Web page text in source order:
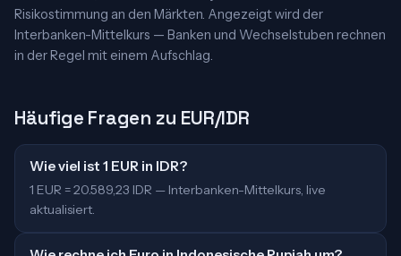
Risikostimmung an den Märkten. Angezeigt wird der
Interbanken-Mittelkurs — Banken und Wechselstuben rechnen
in der Regel mit einem Aufschlag.
Häufige Fragen zu EUR/IDR
Wie viel ist 1 EUR in IDR?
1 EUR = 20.589,23 IDR — Interbanken-Mittelkurs, live
aktualisiert.